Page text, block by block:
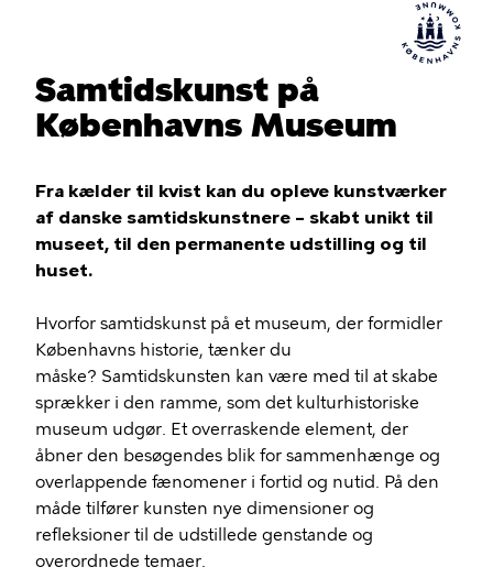
Samtidskunst på
Københavns Museum
Fra kælder til kvist kan du opleve kunstværker
af danske samtidskunstnere – skabt unikt til
museet, til den permanente udstilling og til
huset.
Hvorfor samtidskunst på et museum, der formidler
Københavns historie, tænker du
måske? Samtidskunsten kan være med til at skabe
sprækker i den ramme, som det kulturhistoriske
museum udgør. Et overraskende element, der
åbner den besøgendes blik for sammenhænge og
overlappende fænomener i fortid og nutid. På den
måde tilfører kunsten nye dimensioner og
refleksioner til de udstillede genstande og
overordnede temaer.